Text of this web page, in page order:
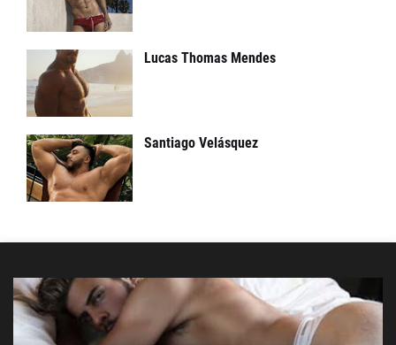
Lucas Thomas Mendes
Santiago Velásquez